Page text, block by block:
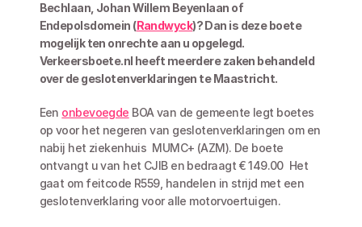
Bechlaan, Johan Willem Beyenlaan of
Endepolsdomein (Randwyck)? Dan is deze boete
mogelijk ten onrechte aan u opgelegd.
Verkeersboete.nl heeft meerdere zaken behandeld
over de geslotenverklaringen te Maastricht.
Een onbevoegde BOA van de gemeente legt boetes
op voor het negeren van geslotenverklaringen om en
nabij het ziekenhuis  MUMC+ (AZM). De boete
ontvangt u van het CJIB en bedraagt € 149.00  Het
gaat om feitcode R559, handelen in strijd met een
geslotenverklaring voor alle motorvoertuigen.